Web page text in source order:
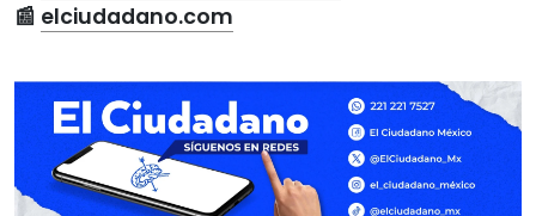
📰 elciudadano.com